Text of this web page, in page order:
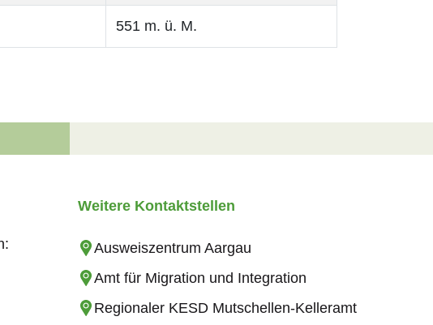
551 m. ü. M.
Weitere Kontaktstellen
Ausweiszentrum Aargau
Amt für Migration und Integration
Regionaler KESD Mutschellen-Kelleramt